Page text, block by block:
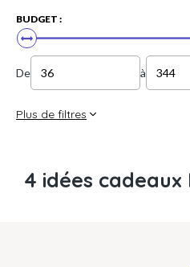
BUDGET :
De à
Plus de filtres
4 idées cadeaux